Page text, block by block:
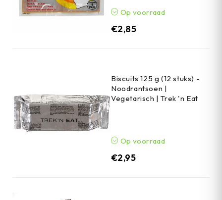
Op voorraad
€2,85
Biscuits 125 g (12 stuks) -
Noodrantsoen |
Vegetarisch | Trek 'n Eat
Op voorraad
€2,95